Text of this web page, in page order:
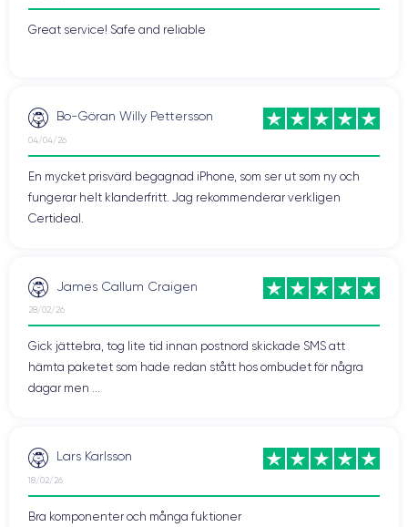
Great service! Safe and reliable
Bo-Göran Willy Pettersson
04/04/26
En mycket prisvärd begagnad iPhone, som ser ut som ny och
fungerar helt klanderfritt. Jag rekommenderar verkligen
Certideal.
James Callum Craigen
28/02/26
Gick jättebra, tog lite tid innan postnord skickade SMS att
hämta paketet som hade redan stått hos ombudet för några
dagar men ...
Lars Karlsson
18/02/26
Bra komponenter och många fuktioner